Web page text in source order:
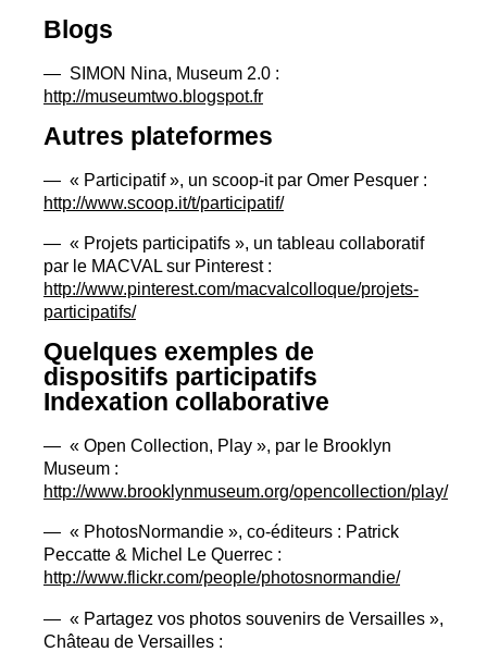
Blogs
— SIMON Nina, Museum 2.0 :
http://museumtwo.blogspot.fr
Autres plateformes
— « Participatif », un scoop-it par Omer Pesquer :
http://www.scoop.it/t/participatif/
— « Projets participatifs », un tableau collaboratif
par le MACVAL sur Pinterest :
http://www.pinterest.com/macvalcolloque/projets-
participatifs/
Quelques exemples de
dispositifs participatifs
Indexation collaborative
— « Open Collection, Play », par le Brooklyn
Museum :
http://www.brooklynmuseum.org/opencollection/play/
— « PhotosNormandie », co-éditeurs : Patrick
Peccatte & Michel Le Querrec :
http://www.flickr.com/people/photosnormandie/
— « Partagez vos photos souvenirs de Versailles »,
Château de Versailles :